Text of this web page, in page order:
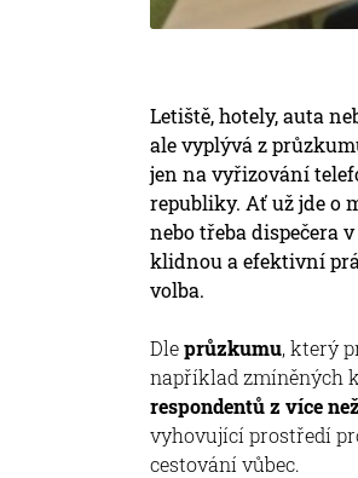
Letiště, hotely, auta
ale vyplývá z
jen na vyřizování
republiky. Ať už jde o
nebo třeba dispečera
klidnou a efektivní
volba.
Dleprůzkumu, který
například zmíněných
respondentů z více
vyhovující prostředí
cestování vůbec.